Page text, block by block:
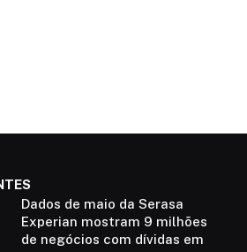
Dados de maio da Serasa
Experian mostram 9 milhões
de negócios com dívidas em